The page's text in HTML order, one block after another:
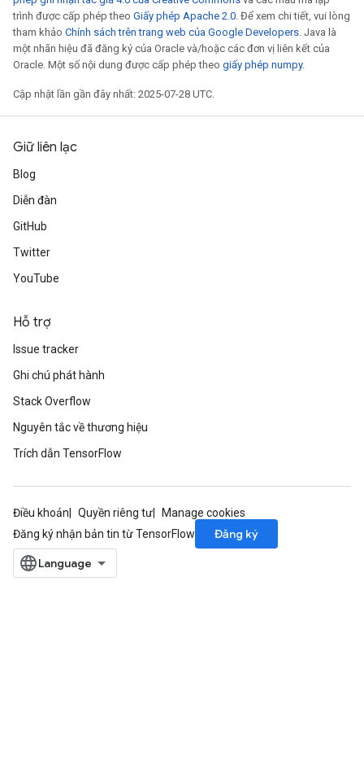
trình được cấp phép theo Giấy phép Apache 2.0. Để xem chi tiết, vui lòng
tham khảo Chính sách trên trang web của Google Developers. Java là
một nhãn hiệu đã đăng ký của Oracle và/hoặc các đơn vị liên kết của
Oracle. Một số nội dung được cấp phép theo giấy phép numpy.
Cập nhật lần gần đây nhất: 2025-07-28 UTC.
Giữ liên lạc
Blog
Diễn đàn
GitHub
Twitter
YouTube
Hỗ trợ
Issue tracker
Ghi chú phát hành
Stack Overflow
Nguyên tắc về thương hiệu
Trích dẫn TensorFlow
Điều khoản Quyền riêng tư
Manage cookies
Đăng ký nhận bản tin từ TensorFlow
Đăng ký